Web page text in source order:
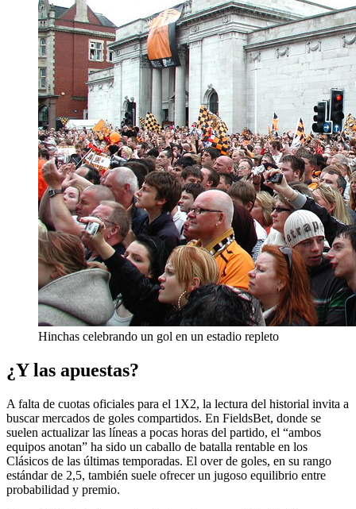
Hinchas celebrando un gol en un estadio repleto
¿Y las apuestas?
A falta de cuotas oficiales para el 1X2, la lectura del historial invita a
buscar mercados de goles compartidos. En FieldsBet, donde se
suelen actualizar las líneas a pocas horas del partido, el “ambos
equipos anotan” ha sido un caballo de batalla rentable en los
Clásicos de las últimas temporadas. El over de goles, en su rango
estándar de 2,5, también suele ofrecer un jugoso equilibrio entre
probabilidad y premio.